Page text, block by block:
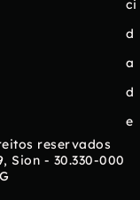
ci
d
a
d
e
reservados
Sion - 30.330-000